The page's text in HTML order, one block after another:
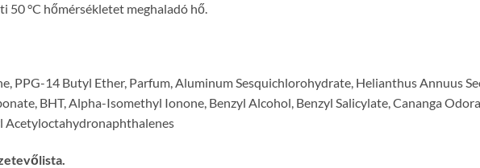
50 °C hőmérsékletet meghaladó hő.
PPG-14 Butyl Ether, Parfum, Aluminum Sesquichlorohydrate, Helianthus Annuus
BHT, Alpha-Isomethyl Ionone, Benzyl Alcohol, Benzyl Salicylate, Cananga
Acetyloctahydronaphthalenes